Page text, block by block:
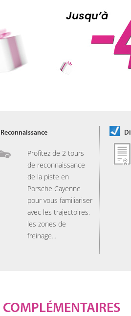
Reconnaissance
Profitez de 2 tours
de reconnaissance
de la piste en
Porsche Cayenne
pour vous familiariser
avec les trajectoires,
les zones de
freinage...
COMPLÉMENTAIRES